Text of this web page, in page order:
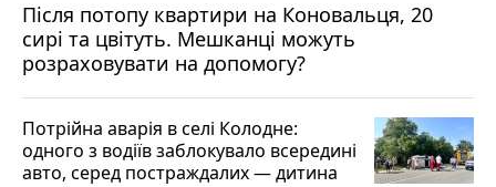
Після потопу квартири на Коновальця, 20
сирі та цвітуть. Мешканці можуть
розраховувати на допомогу?
Потрійна аварія в селі Колодне:
одного з водіїв заблокувало всередині
авто, серед постраждалих — дитина